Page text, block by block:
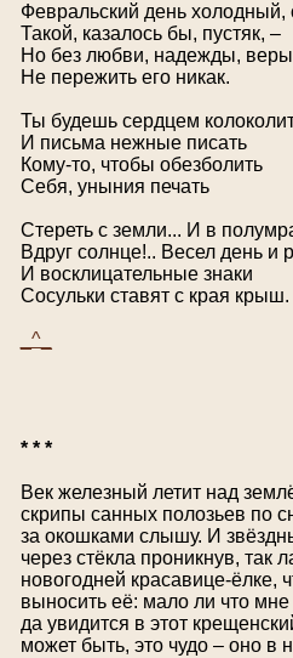
Февральский день холодный,
Такой, казалось бы, пустяк, –
Но без любви, надежды, веры
Не пережить его никак.
Ты будешь сердцем
И письма нежные писать
Кому-то, чтобы обезболить
Себя, уныния печать
Стереть с земли... И в
Вдруг солнце!.. Весел день и
И восклицательные знаки
Сосульки ставят с края крыш.
_^_
* * *
Век железный летит над
скрипы санных полозьев по
за окошками слышу. И
через стёкла проникнув, так
новогодней красавице-ёлке,
выносить её: мало ли что
да увидится в этот
может быть, это чудо – оно